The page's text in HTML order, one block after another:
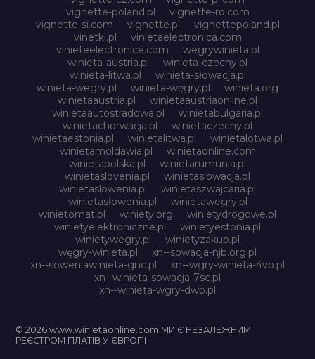
vignette-poland.pl
vignette-ro.com
vignette-si.com
vignette.pl
vignettepoland.pl
vinetki.pl
vinietaelectronica.com
vinieteelectronice.com
wegrywinieta.pl
winieta-austria.pl
winieta-czechy.pl
winieta-litwa.pl
winieta-słowacja.pl
winieta-wegry.pl
winieta-węgry.pl
winieta.org
winietaaustria.pl
winietaaustriaonline.pl
winietaautostradowa.pl
winietabulgaria.pl
winietachorwacja.pl
winietaczechy.pl
winietaestonia.pl
winietalitwa.pl
winietalotwa.pl
winietamoldawia.pl
winietaonline.com
winietapolska.pl
winietarumunia.pl
winietaslovenia.pl
winietaslowacja.pl
winietaslowenia.pl
winietaszwajcaria.pl
winietasłowenia.pl
winietawegry.pl
winietomat.pl
winiety.org
winietydrogowe.pl
winietyelektroniczne.pl
winietyestonia.pl
winietywegry.pl
winietyzakup.pl
węgry-winieta.pl
xn--sowacja-njb.org.pl
xn--soweniawinieta-gnc.pl
xn--wgry-winieta-4vb.pl
xn--winieta-sowacja-7sc.pl
xn--winieta-wgry-dwb.pl
© 2026 www.winietaonline.com МИ Є НЕЗАЛЕЖНИМ
РЕЄСТРОМ ПЛАТІВ У ЄВРОПІ